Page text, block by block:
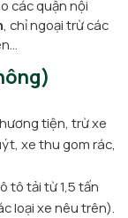
các quận nội
, chỉ ngoại trừ các
tiện, trừ xe
xe thu gom rác,
tô tải từ 1,5 tấn
loại xe nêu trên).